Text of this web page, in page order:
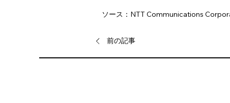
ソース：NTT Communications
前の記事